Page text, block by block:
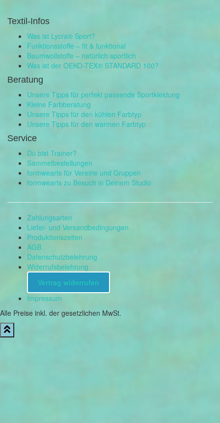
Textil-Infos
Was ist Lycra® Sport?
Funktionsstoffe – fit & funktional
Baumwollstoffe – natürlich sportlich
Was ist der OEKO-TEX® STANDARD 100?
Beratung
Unsere Tipps für perfekt passende Sportkleidung
Kleine Farbberatung
Unsere Tipps für den kühlen Farbtyp
Unsere Tipps für den warmen Farbtyp
Service
Du bist Trainer?
Sammelbestellungen
formwearts für Vereine und Gruppen
formwearts zu Besuch in Deinem Studio
Zahlungsarten
Liefer- und Versandbedingungen
Produktionszeiten
AGB
Datenschutzbelehrung
Widerrufsbelehrung
Vertrag widerrufen
Impressum
Alle Preise inkl. der gesetzlichen MwSt.